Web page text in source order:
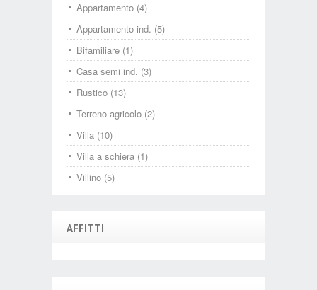
Appartamento (4)
Appartamento ind. (5)
Bifamiliare (1)
Casa semi ind. (3)
Rustico (13)
Terreno agricolo (2)
Villa (10)
Villa a schiera (1)
Villino (5)
AFFITTI